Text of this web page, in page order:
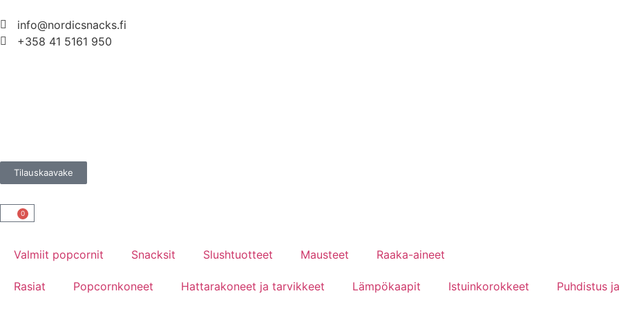
info@nordicsnacks.fi
+358 41 5161 950
Tilauskaavake
0
Valmiit popcornit Snacksit Slushtuotteet Mausteet Raaka-aineet
Rasiat Popcornkoneet Hattarakoneet ja tarvikkeet Lämpökaapit Istuinkorokkeet Puhdistus